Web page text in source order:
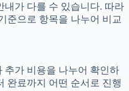
내가 다를 수 있습니다. 따라
준으로 항목을 나누어 비교
추가 비용을 나누어 확인하
완료까지 어떤 순서로 진행